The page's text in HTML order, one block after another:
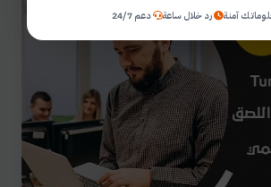
آمنة رد خلال ساعة دعم 24/7